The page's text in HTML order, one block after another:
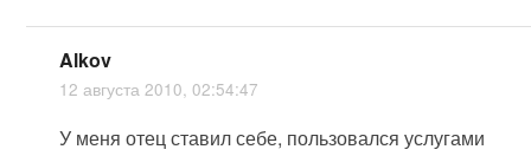
Alkov
12 августа 2010, 02:54:47
У меня отец ставил себе, пользовался услугами